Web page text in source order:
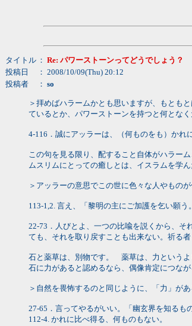
タイトル ： Re: パワーストーンってどうでしょう？
投稿日
： 2008/10/09(Thu) 20:12
投稿者
： so
＞拝めばハラームかとも思いますが、もとも
ているとか、パワーストーンを持つと何となく
4-116．誠にアッラーは、（何ものをも）かれ
この句を見る限り、配すること自体がハラー
ムスリムにとっての癒しとは、イスラムを学
＞アッラーの意思でこの世に色々な人やもの
113-1,2. 言え、「黎明の主にご加護を乞い願う
22-73．人びとよ、一つの比喩を説くから、
ても、それを取り戻すことも出来ない。祈る
石と薬草は、別物です。 薬草は、力というよ
石に力があると認めるなら、偶像肯定につなが
＞自然を畏怖するのと同じように、「力」が
27-65．言ってやるがいい。「幽玄界を知るも
112-4. かれに比べ得る、何ものもない。